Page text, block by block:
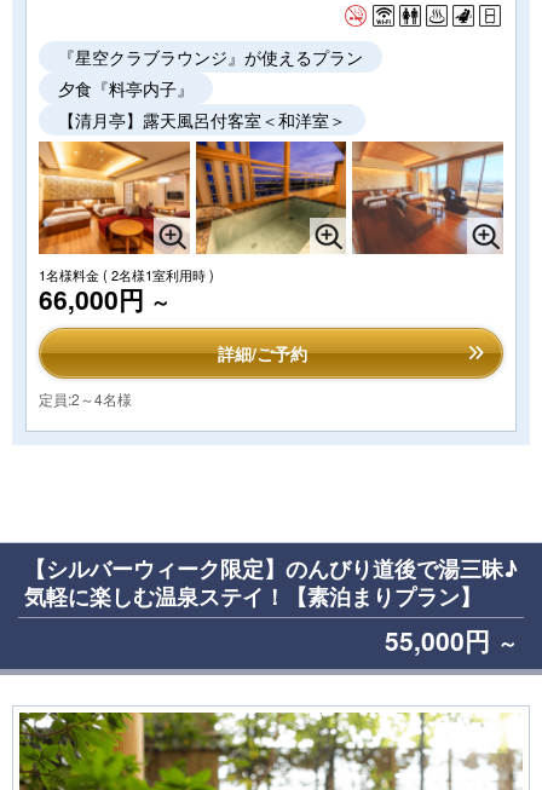
『星空クラブラウンジ』が使えるプラン
夕食『料亭内子』
【清月亭】露天風呂付客室＜和洋室＞
1名様料金( 2名様1室利用時 )
66,000円 ～
詳細/ご予約
定員:2～4名様
【シルバーウィーク限定】のんびり道後で湯三昧♪
気軽に楽しむ温泉ステイ！【素泊まりプラン】
55,000円 ～